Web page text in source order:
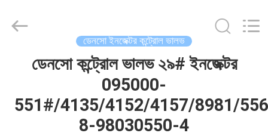
পণ্য
AUTO
PARTS
ডেনসো ইনজেক্টর কন্ট্রোল ভালভ
ডেনসো কন্ট্রোল ভালভ ২৯# ইনজেক্টর
095000-
551#/4135/4152/4157/8981/
8-98030550-4